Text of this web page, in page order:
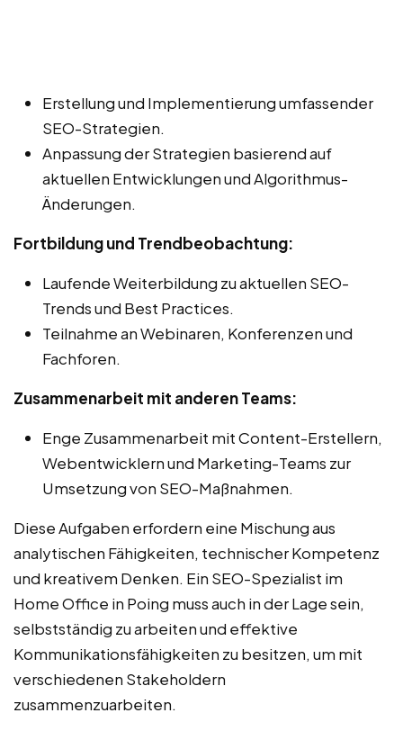
Erstellung und Implementierung umfassender
SEO-Strategien.
Anpassung der Strategien basierend auf
aktuellen Entwicklungen und Algorithmus-
Änderungen.
Fortbildung und Trendbeobachtung:
Laufende Weiterbildung zu aktuellen SEO-
Trends und Best Practices.
Teilnahme an Webinaren, Konferenzen und
Fachforen.
Zusammenarbeit mit anderen Teams:
Enge Zusammenarbeit mit Content-Erstellern,
Webentwicklern und Marketing-Teams zur
Umsetzung von SEO-Maßnahmen.
Diese Aufgaben erfordern eine Mischung aus
analytischen Fähigkeiten, technischer Kompetenz
und kreativem Denken. Ein SEO-Spezialist im
Home Office in Poing muss auch in der Lage sein,
selbstständig zu arbeiten und effektive
Kommunikationsfähigkeiten zu besitzen, um mit
verschiedenen Stakeholdern
zusammenzuarbeiten.